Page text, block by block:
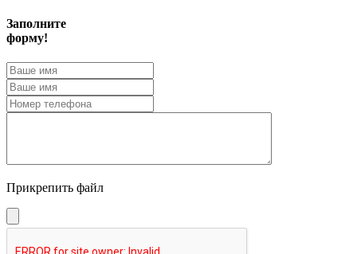
Заполните
форму!
Прикрепить файл